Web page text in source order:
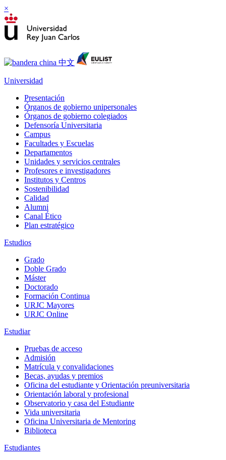
×
Universidad
Presentación
Órganos de gobierno unipersonales
Órganos de gobierno colegiados
Defensoría Universitaria
Campus
Facultades y Escuelas
Departamentos
Unidades y servicios centrales
Profesores e investigadores
Institutos y Centros
Sostenibilidad
Calidad
Alumni
Canal Ético
Plan estratégico
Estudios
Grado
Doble Grado
Máster
Doctorado
Formación Continua
URJC Mayores
URJC Online
Estudiar
Pruebas de acceso
Admisión
Matrícula y convalidaciones
Becas, ayudas y premios
Oficina del estudiante y Orientación preuniversitaria
Orientación laboral y profesional
Observatorio y casa del Estudiante
Vida universitaria
Oficina Universitaria de Mentoring
Biblioteca
Estudiantes